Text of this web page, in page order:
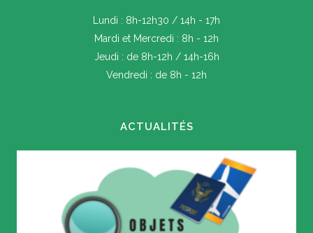
Lundi : 8h-12h30 / 14h - 17h
Mardi et Mercredi : 8h - 12h
Jeudi : de 8h-12h / 14h-16h
Vendredi : de 8h - 12h
ACTUALITÉS